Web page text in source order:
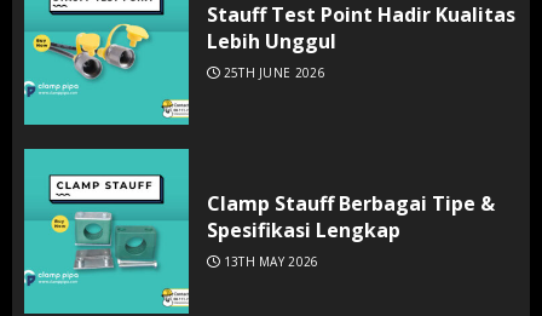
Stauff Test Point Hadir Kualitas
Lebih Unggul
25TH JUNE 2026
Clamp Stauff Berbagai Tipe &
Spesifikasi Lengkap
13TH MAY 2026